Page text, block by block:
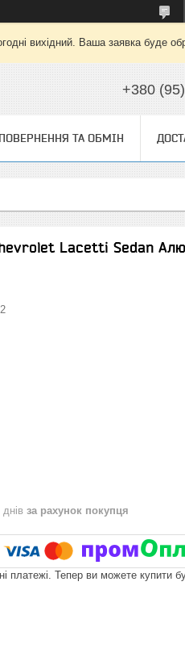
вихідний. Ваша заявка буде
+380
ПОВЕРНЕННЯ ТА ОБМІН
Lacetti Sedan
за рахунок покупця
платежі. Тепер ви можете купити